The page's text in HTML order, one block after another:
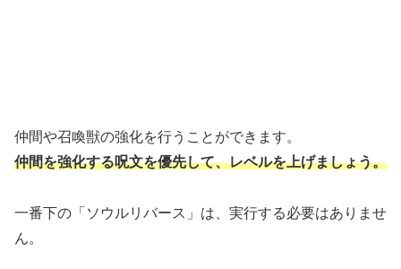
仲間や召喚獣の強化を行うことができます。
仲間を強化する呪文を優先して、レベルを上げましょう。
一番下の「ソウルリバース」は、実行する必要はありませ
ん。